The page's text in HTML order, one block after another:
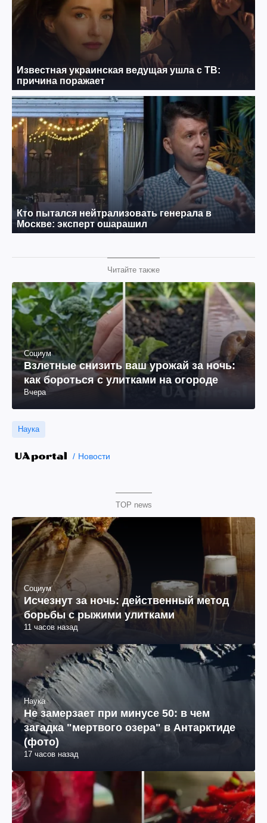
Читайте также
Социум
Взлетные снизить ваш урожай за ночь:
как бороться с улитками на огороде
Вчера
Наука
Новости
TOP news
Социум
Исчезнут за ночь: действенный метод
борьбы с рыжими улитками
11 часов назад
Наука
Не замерзает при минусе 50: в чем
загадка "мертвого озера" в Антарктиде
(фото)
17 часов назад